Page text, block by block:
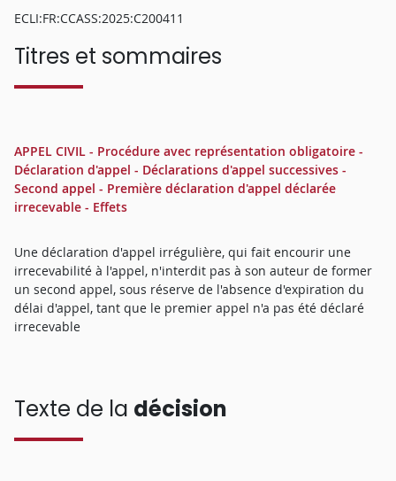
ECLI:FR:CCASS:2025:C200411
Titres et sommaires
APPEL CIVIL - Procédure avec représentation obligatoire -
Déclaration d'appel - Déclarations d'appel successives -
Second appel - Première déclaration d'appel déclarée
irrecevable - Effets
Une déclaration d'appel irrégulière, qui fait encourir une
irrecevabilité à l'appel, n'interdit pas à son auteur de former
un second appel, sous réserve de l'absence d'expiration du
délai d'appel, tant que le premier appel n'a pas été déclaré
irrecevable
Texte de la décision